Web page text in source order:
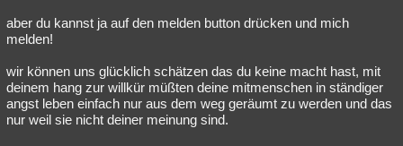
aber du kannst ja auf den melden button drücken und mich
melden!
wir können uns glücklich schätzen das du keine macht hast, mit
deinem hang zur willkür müßten deine mitmenschen in ständiger
angst leben einfach nur aus dem weg geräumt zu werden und das
nur weil sie nicht deiner meinung sind.